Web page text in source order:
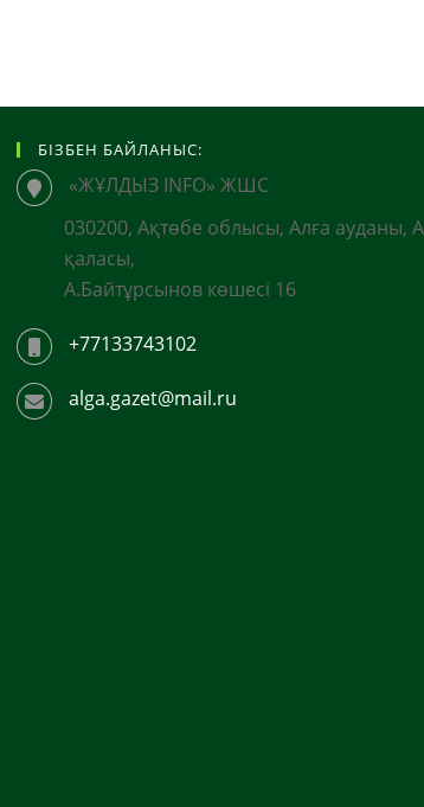
БІЗБЕН БАЙЛАНЫС:
«ЖҰЛДЫЗ INFO» ЖШС
030200, Ақтөбе облысы, Алға ауданы,
қаласы,
А.Байтұрсынов көшесі 16
+77133743102
alga.gazet@mail.ru